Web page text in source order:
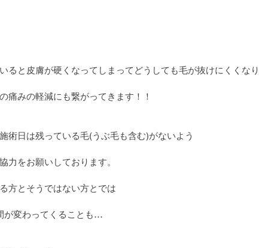
と皮膚が硬くなってしまってどうしても毛が抜けにくくな
痛みの軽減にも繋がってきます！！
日は残っている毛(うぶ毛も含む)がないよう
をお願いしております。
方とそうではない方とでは
が変わってくることも…